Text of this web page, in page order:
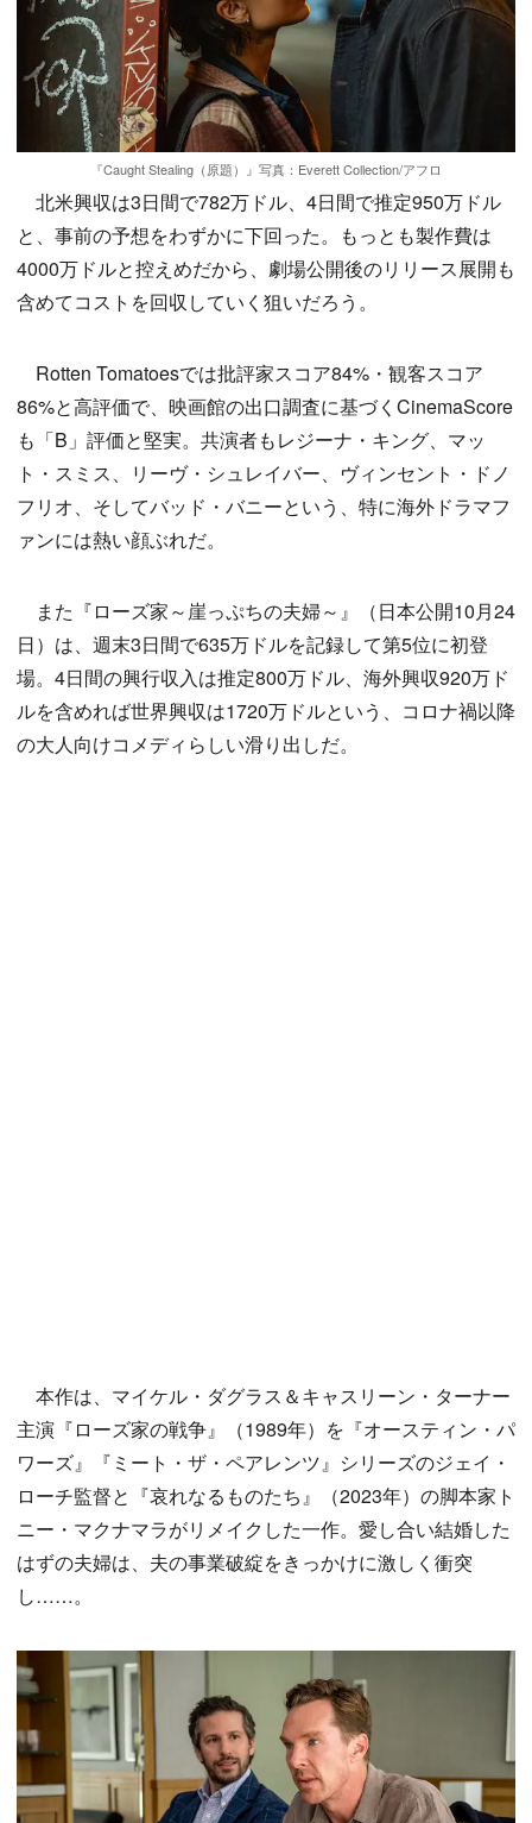
『Caught Stealing（原題）』写真：Everett Collection/アフロ
北米興収は3日間で782万ドル、4日間で推定950万ドル
と、事前の予想をわずかに下回った。もっとも製作費は
4000万ドルと控えめだから、劇場公開後のリリース展開も
含めてコストを回収していく狙いだろう。
Rotten Tomatoesでは批評家スコア84%・観客スコア
86%と高評価で、映画館の出口調査に基づくCinemaScore
も「B」評価と堅実。共演者もレジーナ・キング、マッ
ト・スミス、リーヴ・シュレイバー、ヴィンセント・ドノ
フリオ、そしてバッド・バニーという、特に海外ドラマフ
ァンには熱い顔ぶれだ。
また『ローズ家～崖っぷちの夫婦～』（日本公開10月24
日）は、週末3日間で635万ドルを記録して第5位に初登
場。4日間の興行収入は推定800万ドル、海外興収920万ド
ルを含めれば世界興収は1720万ドルという、コロナ禍以降
の大人向けコメディらしい滑り出しだ。
本作は、マイケル・ダグラス＆キャスリーン・ターナー
主演『ローズ家の戦争』（1989年）を『オースティン・パ
ワーズ』『ミート・ザ・ペアレンツ』シリーズのジェイ・
ローチ監督と『哀れなるものたち』（2023年）の脚本家ト
ニー・マクナマラがリメイクした一作。愛し合い結婚した
はずの夫婦は、夫の事業破綻をきっかけに激しく衝突
し……。